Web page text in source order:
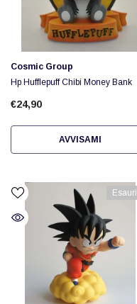
Fornitore:
Cosmic Group
Hp Hufflepuff Chibi Money Bank
€24,90
AVVISAMI